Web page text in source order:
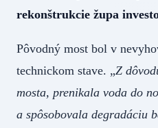
rekonštrukcie župa
Pôvodný most bol v
technickom stave. „Z
mosta, prenikala voda do
a spôsobovala degradáciu